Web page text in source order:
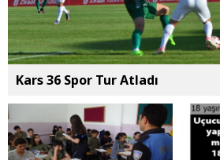
Kars 36 Spor Tur Atladı